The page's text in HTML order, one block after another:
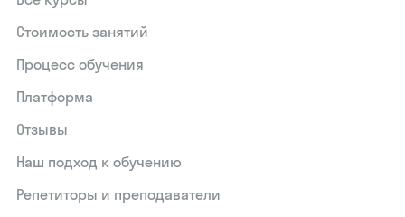
Стоимость занятий
Процесс обучения
Платформа
Отзывы
Наш подход к обучению
Репетиторы и преподаватели